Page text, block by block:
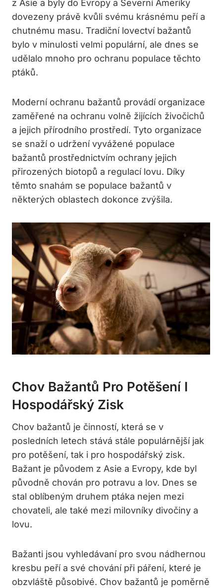
z Asie a byly do Evropy a Severní Ameriky
dovezeny právě kvůli svému krásnému peří a
chutnému masu. Tradiční lovectví bažantů
bylo v minulosti velmi populární, ale dnes se
udělalo mnoho pro ochranu populace těchto
ptáků.
Moderní ochranu bažantů provádí organizace
zaměřené na ochranu volně žijících živočichů
a jejich přírodního prostředí. Tyto organizace
se snaží o udržení vyvážené populace
bažantů prostřednictvím ochrany jejich
přirozených biotopů a regulací lovu. Díky
těmto snahám se populace bažantů v
některých oblastech dokonce zvýšila.
Chov Bažantů Pro Potěšení I
Hospodářský Zisk
Chov bažantů je činností, která se v
posledních letech stává stále populárnější jak
pro potěšení, tak i pro hospodářský zisk.
Bažant je původem z Asie a Evropy, kde byl
původně chován pro potravu a lov. Dnes se
stal oblíbeným druhem ptáka nejen mezi
chovateli, ale také mezi milovníky divočiny a
lovu.
Bažanti jsou vyhledávaní pro svou nádhernou
kresbu peří a své chování při páření, které je
obzvláště působivé. Chov bažantů je poměrně